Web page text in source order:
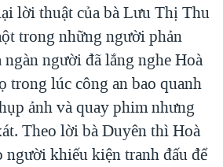
CHÍNH PHỦ VIỆT NAM
SÓNG TRỘM HẢI SÂM
lời thuật của bà Lưu Thị Thu
trong những người phản
người đã lắng nghe Hoà
trong lúc công an bao quanh
ảnh và quay phim nhưng
Theo lời bà Duyên thì Hoà
người khiếu kiện tranh đấu để